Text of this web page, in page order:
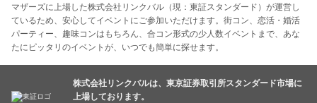
マザーズに上場した株式会社リンクバル（現：東証スタンダード）が運営し
ているため、安心してイベントにご参加いただけます。街コン、恋活・婚活
パーティー、趣味コンはもちろん、合コン形式の少人数イベントまで、あな
たにピッタリのイベントが、いつでも簡単に探せます。
株式会社リンクバルは、東京証券取引所スタンダード市場に
上場しております。